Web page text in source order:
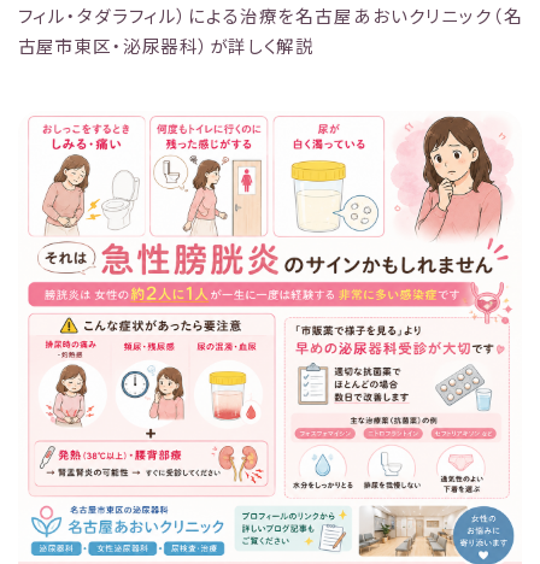
フィル・タダラフィル）による治療を名古屋あおいクリニック（名
古屋市東区・泌尿器科）が詳しく解説